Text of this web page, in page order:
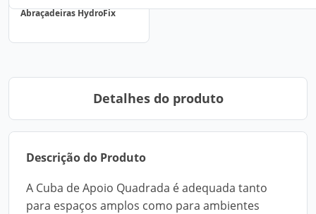
Abraçadeiras HydroFix
Detalhes do produto
Descrição do Produto
A Cuba de Apoio Quadrada é adequada tanto
para espaços amplos como para ambientes